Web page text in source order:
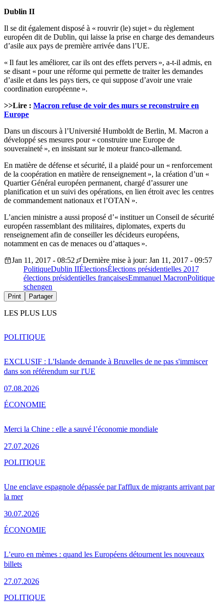
Dublin II
Il se dit également disposé à « rouvrir (le) sujet » du règlement
européen dit de Dublin, qui laisse la prise en charge des demandeurs
d’asile aux pays de première arrivée dans l’UE.
« Il faut les améliorer, car ils ont des effets pervers », a-t-il admis, en
se disant « pour une réforme qui permette de traiter les demandes
d’asile et dans les pays tiers, ce qui suppose d’avoir une vraie
coordination européenne ».
>>Lire : Macron refuse de voir des murs se reconstruire en
Europe
Dans un discours à l’Université Humboldt de Berlin, M. Macron a
développé ses mesures pour « construire une Europe de
souveraineté », en insistant sur le moteur franco-allemand.
En matière de défense et sécurité, il a plaidé pour un « renforcement
de la coopération en matière de renseignement », la création d’un «
Quartier Général européen permanent, chargé d’assurer une
planification et un suivi des opérations, en lien étroit avec les centres
de commandement nationaux et l’OTAN ».
L’ancien ministre a aussi proposé d’« instituer un Conseil de sécurité
européen rassemblant des militaires, diplomates, experts du
renseignement afin de conseiller les décideurs européens,
notamment en cas de menaces ou d’attaques ».
Jan 11, 2017 - 08:52
Dernière mise à jour: Jan 11, 2017 - 09:57
PolitiqueDublin IIÉlectionsÉlections présidentielles 2017
élections présidentielles françaisesEmmanuel MacronPolitique
schengen
Print Partager
LES PLUS LUS
EXCLUSIF : L'Islande demande à Bruxelles de ne pas s'immiscer
dans son référendum sur l'UE
07.08.2026
POLITIQUE
Merci la Chine : elle a sauvé l’économie mondiale
27.07.2026
ÉCONOMIE
Une enclave espagnole dépassée par l'afflux de migrants arrivant par
la mer
30.07.2026
POLITIQUE
L’euro en mèmes : quand les Européens détournent les nouveaux
billets
27.07.2026
ÉCONOMIE
POLITIQUE